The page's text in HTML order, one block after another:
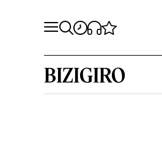
BIZIGIRO